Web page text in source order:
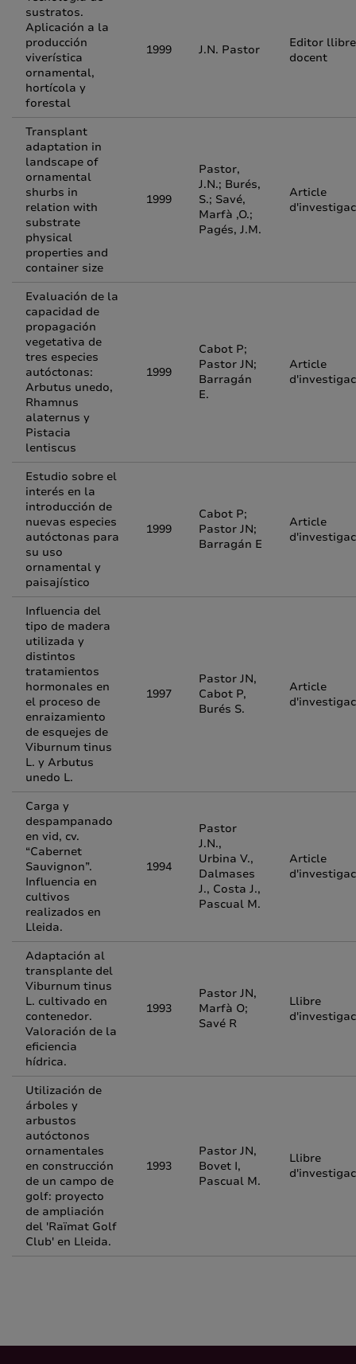
sustratos.
Aplicación a la
producción
viverística
ornamental,
hortícola y
forestal
1999 J.N. Pastor
Editor llibre
docent
Transplant
adaptation in
landscape of
ornamental
shurbs in
relation with
substrate
physical
properties and
container size
1999
Pastor,
J.N.; Burés,
S.; Savé,
Marfà ,O.;
Pagés, J.M.
Article
Evaluación de la
capacidad de
propagación
vegetativa de
tres especies
autóctonas:
Arbutus unedo,
Rhamnus
alaternus y
Pistacia
lentiscus
1999
Cabot P;
Pastor JN;
Barragán
E.
Article
Estudio sobre el
interés en la
introducción de
nuevas especies
autóctonas para
su uso
ornamental y
paisajístico
1999
Cabot P;
Pastor JN;
Barragán E
Article
Influencia del
tipo de madera
utilizada y
distintos
tratamientos
hormonales en
el proceso de
enraizamiento
de esquejes de
Viburnum tinus
L. y Arbutus
unedo L.
1997
Pastor JN,
Cabot P,
Burés S.
Article
Carga y
despampanado
en vid, cv.
“Cabernet
Sauvignon”.
Influencia en
cultivos
realizados en
Lleida.
1994
Pastor
J.N.,
Urbina V.,
Dalmases
J., Costa J.,
Pascual M.
Article
Adaptación al
transplante del
Viburnum tinus
L. cultivado en
contenedor.
Valoración de la
eficiencia
hídrica.
1993
Pastor JN,
Marfà O;
Savé R
Llibre
Utilización de
árboles y
arbustos
autóctonos
ornamentales
en construcción
de un campo de
golf: proyecto
de ampliación
del 'Raïmat Golf
Club' en Lleida.
1993
Pastor JN,
Bovet I,
Pascual M.
Llibre